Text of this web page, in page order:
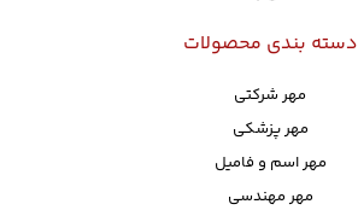
دسته بندی محصولات
مهر شرکتی
مهر پزشکی
مهر اسم و فامیل
مهر مهندسی